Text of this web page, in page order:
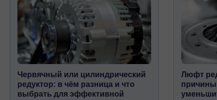
Червячный или цилиндрический
редуктор: в чём разница и что
выбрать для эффективной
Люфт